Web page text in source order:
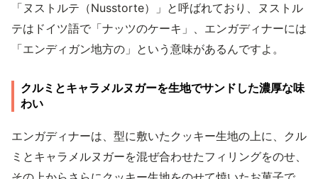
「ヌストルテ（Nusstorte）」と呼ばれており、ヌストル
テはドイツ語で「ナッツのケーキ」、エンガディナーには
「エンディガン地方の」という意味があるんですよ。
クルミとキャラメルヌガーを生地でサンドした濃厚な味
わい
エンガディナーは、型に敷いたクッキー生地の上に、クル
ミとキャラメルヌガーを混ぜ合わせたフィリングをのせ、